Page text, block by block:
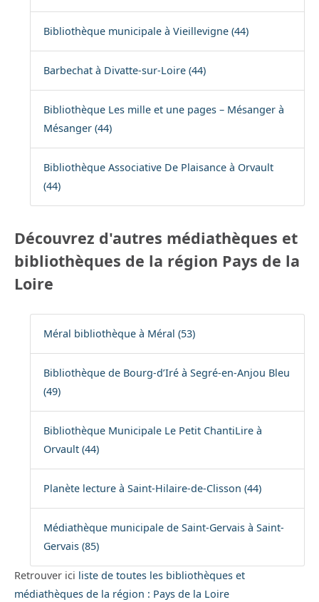
Bibliothèque municipale à Vieillevigne (44)
Barbechat à Divatte-sur-Loire (44)
Bibliothèque Les mille et une pages – Mésanger à
Mésanger (44)
Bibliothèque Associative De Plaisance à Orvault
(44)
Découvrez d'autres médiathèques et
bibliothèques de la région Pays de la
Loire
Méral bibliothèque à Méral (53)
Bibliothèque de Bourg-d’Iré à Segré-en-Anjou Bleu
(49)
Bibliothèque Municipale Le Petit ChantiLire à
Orvault (44)
Planète lecture à Saint-Hilaire-de-Clisson (44)
Médiathèque municipale de Saint-Gervais à Saint-
Gervais (85)
Retrouver ici liste de toutes les bibliothèques et
médiathèques de la région : Pays de la Loire